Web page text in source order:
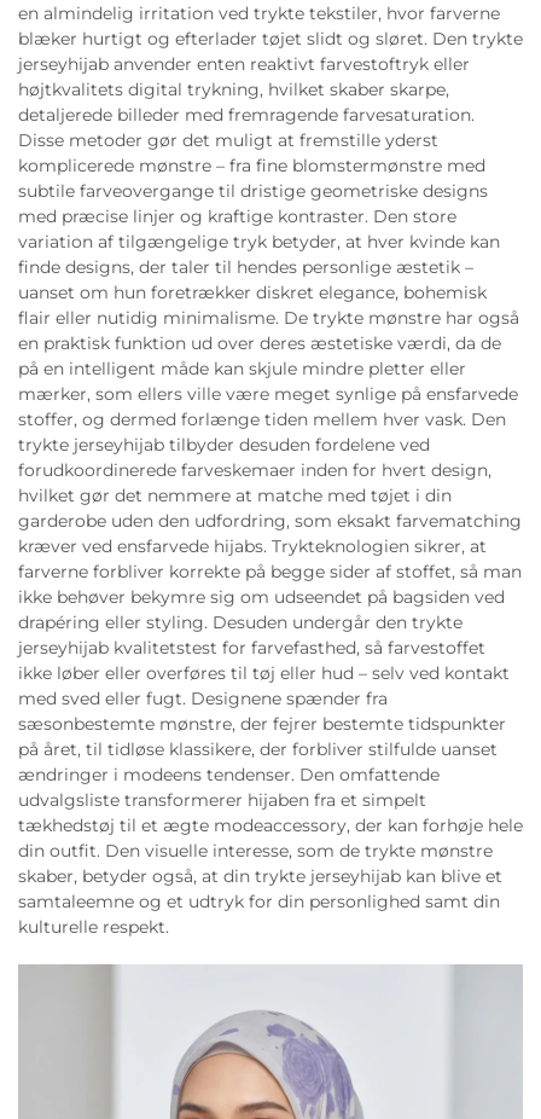
en almindelig irritation ved trykte tekstiler, hvor farverne
blæker hurtigt og efterlader tøjet slidt og sløret. Den trykte
jerseyhijab anvender enten reaktivt farvestoftryk eller
højtkvalitets digital trykning, hvilket skaber skarpe,
detaljerede billeder med fremragende farvesaturation.
Disse metoder gør det muligt at fremstille yderst
komplicerede mønstre – fra fine blomstermønstre med
subtile farveovergange til dristige geometriske designs
med præcise linjer og kraftige kontraster. Den store
variation af tilgængelige tryk betyder, at hver kvinde kan
finde designs, der taler til hendes personlige æstetik –
uanset om hun foretrækker diskret elegance, bohemisk
flair eller nutidig minimalisme. De trykte mønstre har også
en praktisk funktion ud over deres æstetiske værdi, da de
på en intelligent måde kan skjule mindre pletter eller
mærker, som ellers ville være meget synlige på ensfarvede
stoffer, og dermed forlænge tiden mellem hver vask. Den
trykte jerseyhijab tilbyder desuden fordelene ved
forudkoordinerede farveskemaer inden for hvert design,
hvilket gør det nemmere at matche med tøjet i din
garderobe uden den udfordring, som eksakt farvematching
kræver ved ensfarvede hijabs. Trykteknologien sikrer, at
farverne forbliver korrekte på begge sider af stoffet, så man
ikke behøver bekymre sig om udseendet på bagsiden ved
drapéring eller styling. Desuden undergår den trykte
jerseyhijab kvalitetstest for farvefasthed, så farvestoffet
ikke løber eller overføres til tøj eller hud – selv ved kontakt
med sved eller fugt. Designene spænder fra
sæsonbestemte mønstre, der fejrer bestemte tidspunkter
på året, til tidløse klassikere, der forbliver stilfulde uanset
ændringer i modeens tendenser. Den omfattende
udvalgsliste transformerer hijaben fra et simpelt
tækhedstøj til et ægte modeaccessory, der kan forhøje hele
din outfit. Den visuelle interesse, som de trykte mønstre
skaber, betyder også, at din trykte jerseyhijab kan blive et
samtaleemne og et udtryk for din personlighed samt din
kulturelle respekt.